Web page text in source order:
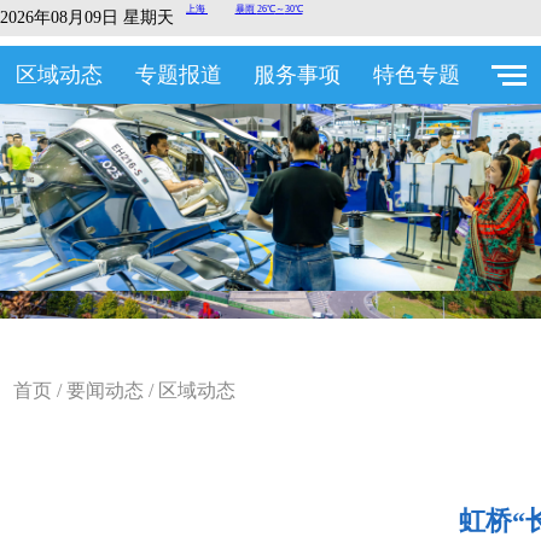
2026年08月09日 星期天
区域动态 专题报道 服务事项 特色专题
首页 /要闻动态 / 区域动态
虹桥“